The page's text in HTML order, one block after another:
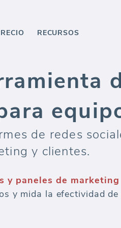
RECURSOS
de redes
y clientes.
y paneles de marketing
y mida la efectividad